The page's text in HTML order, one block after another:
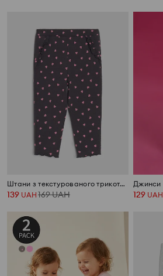
Штани з текстурованого трикотажу
139 UAH 169UAH
Джинси
129 UAH